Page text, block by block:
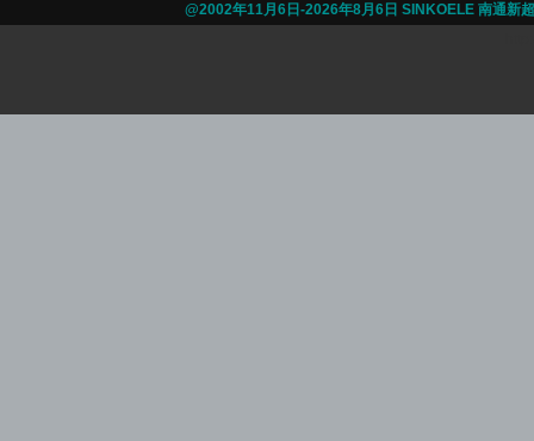
@2002年11月6日-2026年8月6日 SINKOELE 南通新